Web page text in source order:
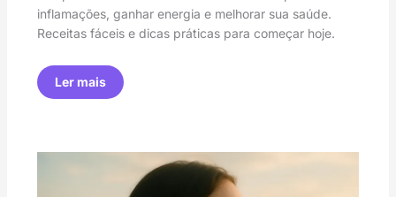
inflamações, ganhar energia e melhorar sua saúde.
Receitas fáceis e dicas práticas para começar hoje.
Ler mais